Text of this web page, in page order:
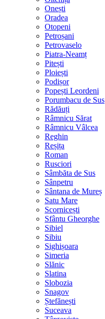
Onești
Oradea
Otopeni
Petroșani
Petrovaselo
Piatra-Neamț
Pitești
Ploiești
Podișor
Popești Leordeni
Porumbacu de Sus
Rădăuți
Râmnicu Sărat
Râmnicu Vâlcea
Reghin
Reșița
Roman
Rusciori
Sâmbăta de Sus
Sânpetru
Sântana de Mureș
Satu Mare
Scornicești
Sfântu Gheorghe
Sibiel
Sibiu
Sighișoara
Simeria
Slănic
Slatina
Slobozia
Snagov
Ștefănești
Suceava